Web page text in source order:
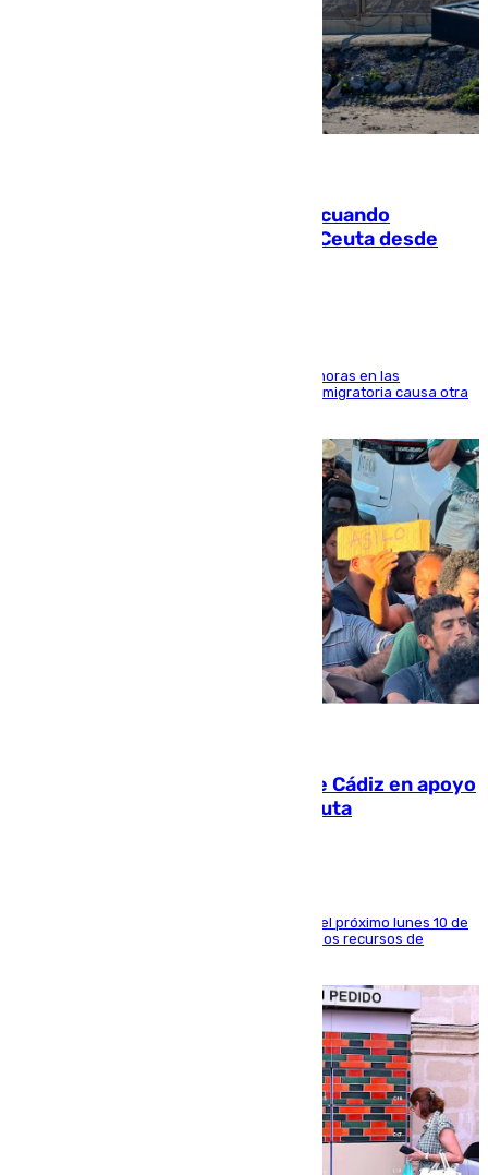
Fallece un joven tras caer al mar cuando
intentaba entrar en parapente a Ceuta desde
El accidente se produjo alrededor de las 8.00 horas en las
inmediaciones del espigón de Benzú y la crisis migratoria causa otra
CIES NO moviliza a la provincia de Cádiz en apoyo
a la respuesta humanitaria de Ceuta
La entidad social organiza una concentración el próximo lunes 10 de
agosto en Algeciras para exigir el refuerzo de los recursos de